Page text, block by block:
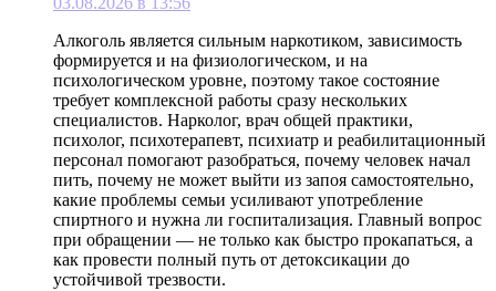
Алкоголь является сильным наркотиком, зависимость
формируется и на физиологическом, и на
психологическом уровне, поэтому такое состояние
требует комплексной работы сразу нескольких
специалистов. Нарколог, врач общей практики,
психолог, психотерапевт, психиатр и реабилитационный
персонал помогают разобраться, почему человек начал
пить, почему не может выйти из запоя самостоятельно,
какие проблемы семьи усиливают употребление
спиртного и нужна ли госпитализация. Главный вопрос
при обращении — не только как быстро прокапаться, а
как провести полный путь от детоксикации до
устойчивой трезвости.